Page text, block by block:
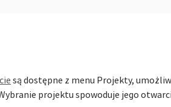
są dostępne z menu Projekty,
projektu spowoduje jego